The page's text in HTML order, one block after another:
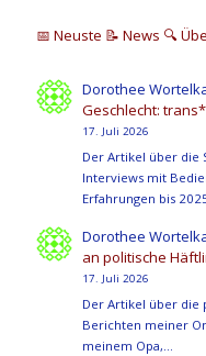
📅 Neuste 📝 News 🔍
Dorothee
Geschlecht:
17. Juli 2026
Der Artikel über die
Interviews mit
Erfahrungen bis
Dorothee
an politische
17. Juli 2026
Der Artikel über die
Berichten meiner
meinem Opa,…